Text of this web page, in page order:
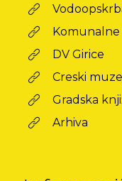
DV Girice
Creski
Gradska
Arhiva